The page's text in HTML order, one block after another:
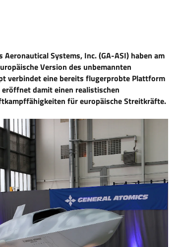
Systems, Inc. (GA-ASI) haben am
Version des unbemannten
verbindet eine bereits flugerprobte Plattform
damit einen realistischen
für europäische Streitkräfte.